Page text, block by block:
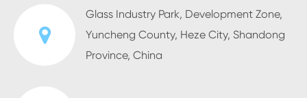
Glass Industry Park, Development Zone,
Yuncheng County, Heze City, Shandong
Province, China